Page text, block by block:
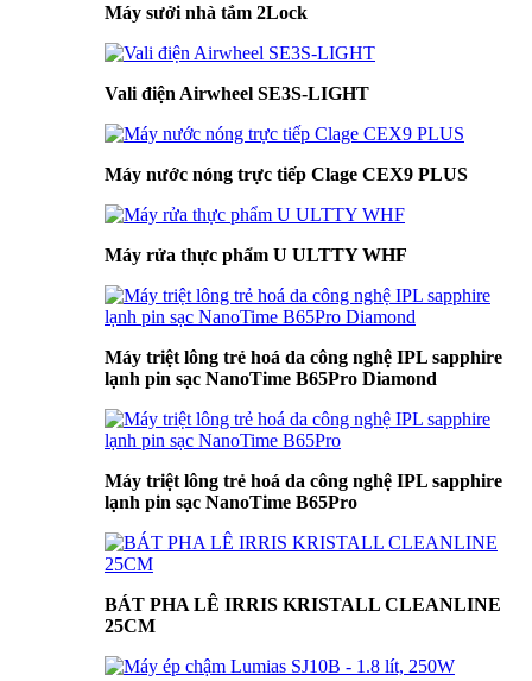
Máy sưởi nhà tắm 2Lock
Vali điện Airwheel SE3S-LIGHT
Máy nước nóng trực tiếp Clage CEX9 PLUS
Máy rửa thực phẩm U ULTTY WHF
Máy triệt lông trẻ hoá da công nghệ IPL sapphire
lạnh pin sạc NanoTime B65Pro Diamond
Máy triệt lông trẻ hoá da công nghệ IPL sapphire
lạnh pin sạc NanoTime B65Pro
BÁT PHA LÊ IRRIS KRISTALL CLEANLINE
25CM